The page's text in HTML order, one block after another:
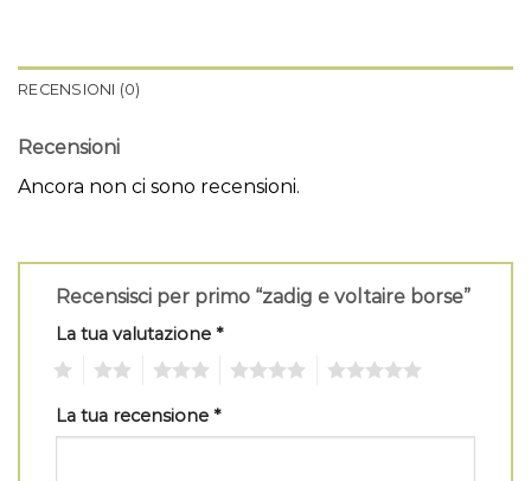
RECENSIONI (0)
Recensioni
Ancora non ci sono recensioni.
Recensisci per primo “zadig e voltaire borse”
La tua valutazione *
La tua recensione *